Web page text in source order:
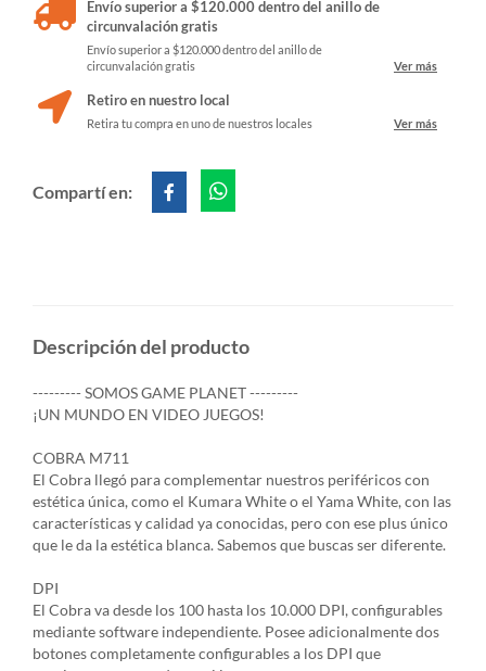
Envío superior a $120.000 dentro del anillo de
circunvalación gratis
Envío superior a $120.000 dentro del anillo de
circunvalación gratis
Ver más
Retiro en nuestro local
Retira tu compra en uno de nuestros locales Ver más
Compartí en:
Descripción del producto
--------- SOMOS GAME PLANET ---------
¡UN MUNDO EN VIDEO JUEGOS!
COBRA M711
El Cobra llegó para complementar nuestros periféricos con
estética única, como el Kumara White o el Yama White, con las
características y calidad ya conocidas, pero con ese plus único
que le da la estética blanca. Sabemos que buscas ser diferente.
DPI
El Cobra va desde los 100 hasta los 10.000 DPI, configurables
mediante software independiente. Posee adicionalmente dos
botones completamente configurables a los DPI que